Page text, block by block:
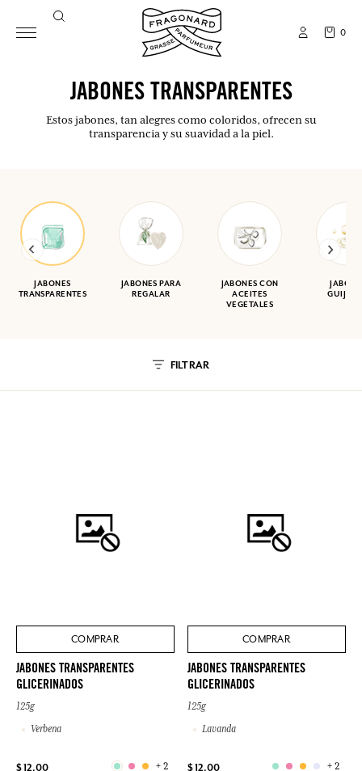
0
JABONES TRANSPARENTES
Estos jabones, tan alegres como coloridos, ofrecen su
transparencia y su suavidad a la piel.
JABONES
TRANSPARENTES
JABONES PARA
REGALAR
JABONES CON
ACEITES
VEGETALES
FILTRAR
COMPRAR
JABONES TRANSPARENTES
GLICERINADOS
125g
Verbena
$ 12.00 + 2
COMPRAR
JABONES TRANSPARENTES
GLICERINADOS
125g
Lavanda
$ 12.00 + 2